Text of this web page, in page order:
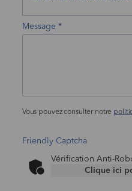
Message
Vous pouvez consulter notre
Friendly Captcha
Vérification Anti-
Clique ici